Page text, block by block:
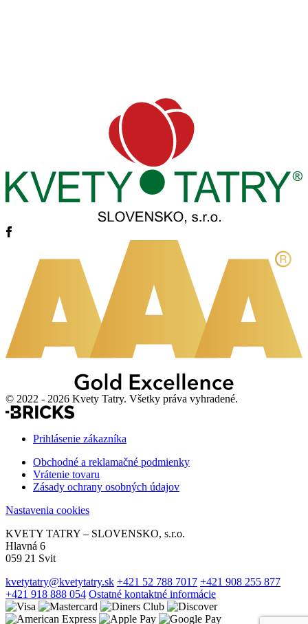
© 2022 - 2026 Kvety Tatry. Všetky práva vyhradené.
Prihlásenie zákazníka
Obchodné a reklamačné podmienky
Vrátenie tovaru
Zásady ochrany osobných údajov
Nastavenia cookies
KVETY TATRY – SLOVENSKO, s.r.o.
Hlavná 6
059 21 Svit
kvetytatry@kvetytatry.sk +421 52 788 7017 +421 908 255 877
+421 918 888 054 Ostatné kontaktné informácie